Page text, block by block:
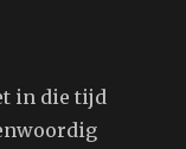
in die tijd